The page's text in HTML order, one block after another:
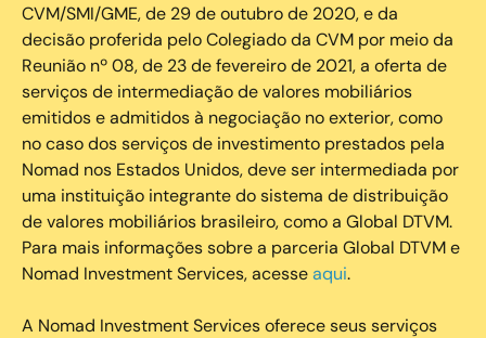
CVM/SMI/GME, de 29 de outubro de 2020, e da
decisão proferida pelo Colegiado da CVM por meio da
Reunião nº 08, de 23 de fevereiro de 2021, a oferta de
serviços de intermediação de valores mobiliários
emitidos e admitidos à negociação no exterior, como
no caso dos serviços de investimento prestados pela
Nomad nos Estados Unidos, deve ser intermediada por
uma instituição integrante do sistema de distribuição
de valores mobiliários brasileiro, como a Global DTVM.
Para mais informações sobre a parceria Global DTVM e
Nomad Investment Services, acesseaqui.
A Nomad Investment Services oferece seus serviços